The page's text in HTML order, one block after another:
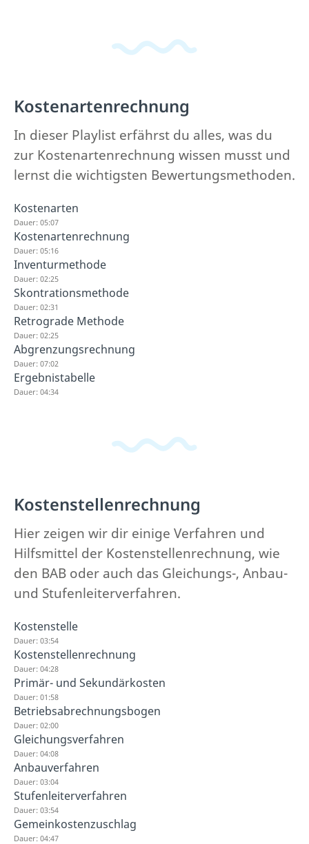
Kostenartenrechnung
In dieser Playlist erfährst du alles, was du
zur Kostenartenrechnung wissen musst und
lernst die wichtigsten Bewertungsmethoden.
Kostenarten
Dauer: 05:07
Kostenartenrechnung
Dauer: 05:16
Inventurmethode
Dauer: 02:25
Skontrationsmethode
Dauer: 02:31
Retrograde Methode
Dauer: 02:25
Abgrenzungsrechnung
Dauer: 07:02
Ergebnistabelle
Dauer: 04:34
Kostenstellenrechnung
Hier zeigen wir dir einige Verfahren und
Hilfsmittel der Kostenstellenrechnung, wie
den BAB oder auch das Gleichungs-, Anbau-
und Stufenleiterverfahren.
Kostenstelle
Dauer: 03:54
Kostenstellenrechnung
Dauer: 04:28
Primär- und Sekundärkosten
Dauer: 01:58
Betriebsabrechnungsbogen
Dauer: 02:00
Gleichungsverfahren
Dauer: 04:08
Anbauverfahren
Dauer: 03:04
Stufenleiterverfahren
Dauer: 03:54
Gemeinkostenzuschlag
Dauer: 04:47